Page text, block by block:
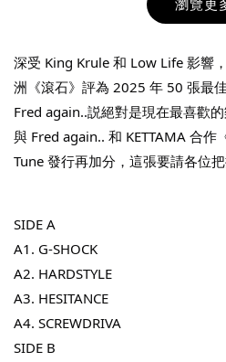
THT 九週年紀念 T-
NT$ 880
瀏覽更
深受 King Krule 和 Low Life 影響
洲《滾石》評為 2025 年 50 張最
Fred again..説絕對是現在最喜歡
與 Fred again.. 和 KETTAMA 合作
Tune 發行再加分，這張要請各位把
SIDE A
A1. G-SHOCK
A2. HARDSTYLE
A3. HESITANCE
A4. SCREWDRIVA
SIDE B